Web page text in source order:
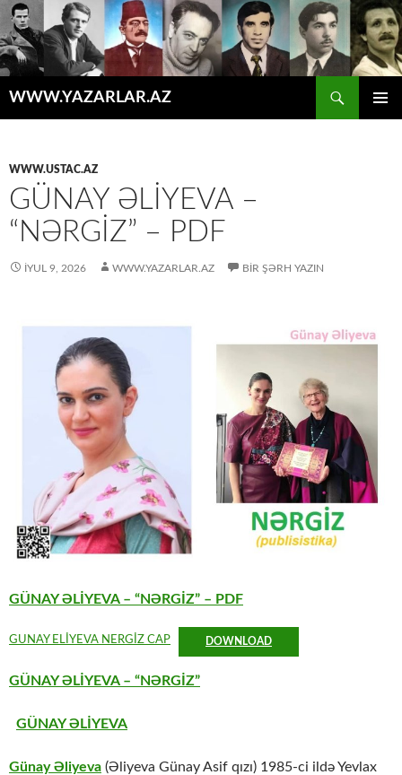
WWW.YAZARLAR.AZ
WWW.USTAC.AZ
GÜNAY ƏLİYEVA –
“NƏRGİZ” – PDF
İYUL 9, 2026 WWW.YAZARLAR.AZ BIR ŞƏRH YAZIN
GÜNAY ƏLİYEVA – “NƏRGİZ” – PDF
GUNAY ELİYEVA NERGİZ CAP DOWNLOAD
GÜNAY ƏLİYEVA – “NƏRGİZ”
GÜNAY ƏLİYEVA
Günay Əliyeva (Əliyeva Günay Asif qızı) 1985-ci ildə Yevlax